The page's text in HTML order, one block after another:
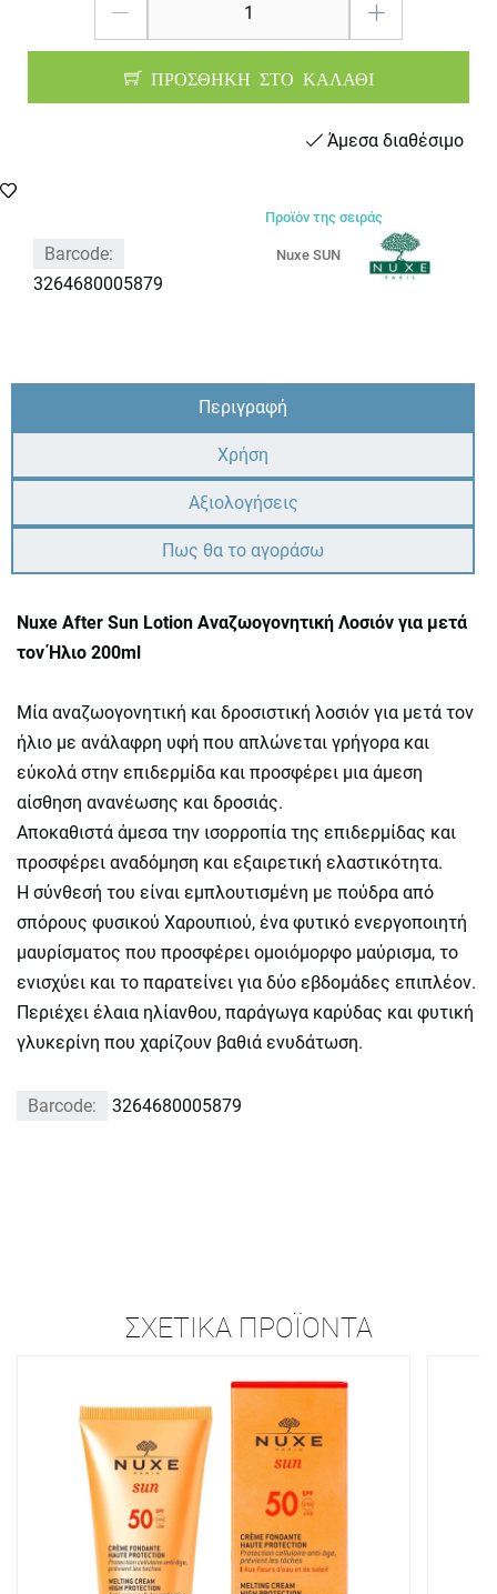
ΠΡΟΣΘΗΚΗ ΣΤΟ ΚΑΛΑΘΙ
Άμεσα διαθέσιμο
Barcode:
3264680005879
Προϊόν της σειράς
Nuxe SUN
Περιγραφή
Χρήση
Αξιολογήσεις
Πως θα το αγοράσω
Nuxe After Sun Lotion Αναζωογονητική Λοσιόν για μετά
τον Ήλιο 200ml
Μία αναζωογονητική και δροσιστική λοσιόν για μετά τον
ήλιο με ανάλαφρη υφή που απλώνεται γρήγορα και
εύκολά στην επιδερμίδα και προσφέρει μια άμεση
αίσθηση ανανέωσης και δροσιάς.
Αποκαθιστά άμεσα την ισορροπία της επιδερμίδας και
προσφέρει αναδόμηση και εξαιρετική ελαστικότητα.
Η σύνθεσή του είναι εμπλουτισμένη με πούδρα από
σπόρους φυσικού Χαρουπιού, ένα φυτικό ενεργοποιητή
μαυρίσματος που προσφέρει ομοιόμορφο μαύρισμα, το
ενισχύει και το παρατείνει για δύο εβδομάδες επιπλέον.
Περιέχει έλαια ηλίανθου, παράγωγα καρύδας και φυτική
γλυκερίνη που χαρίζουν βαθιά ενυδάτωση.
Barcode: 3264680005879
ΣΧΕΤΙΚΆ ΠΡΟΪΌΝΤΑ